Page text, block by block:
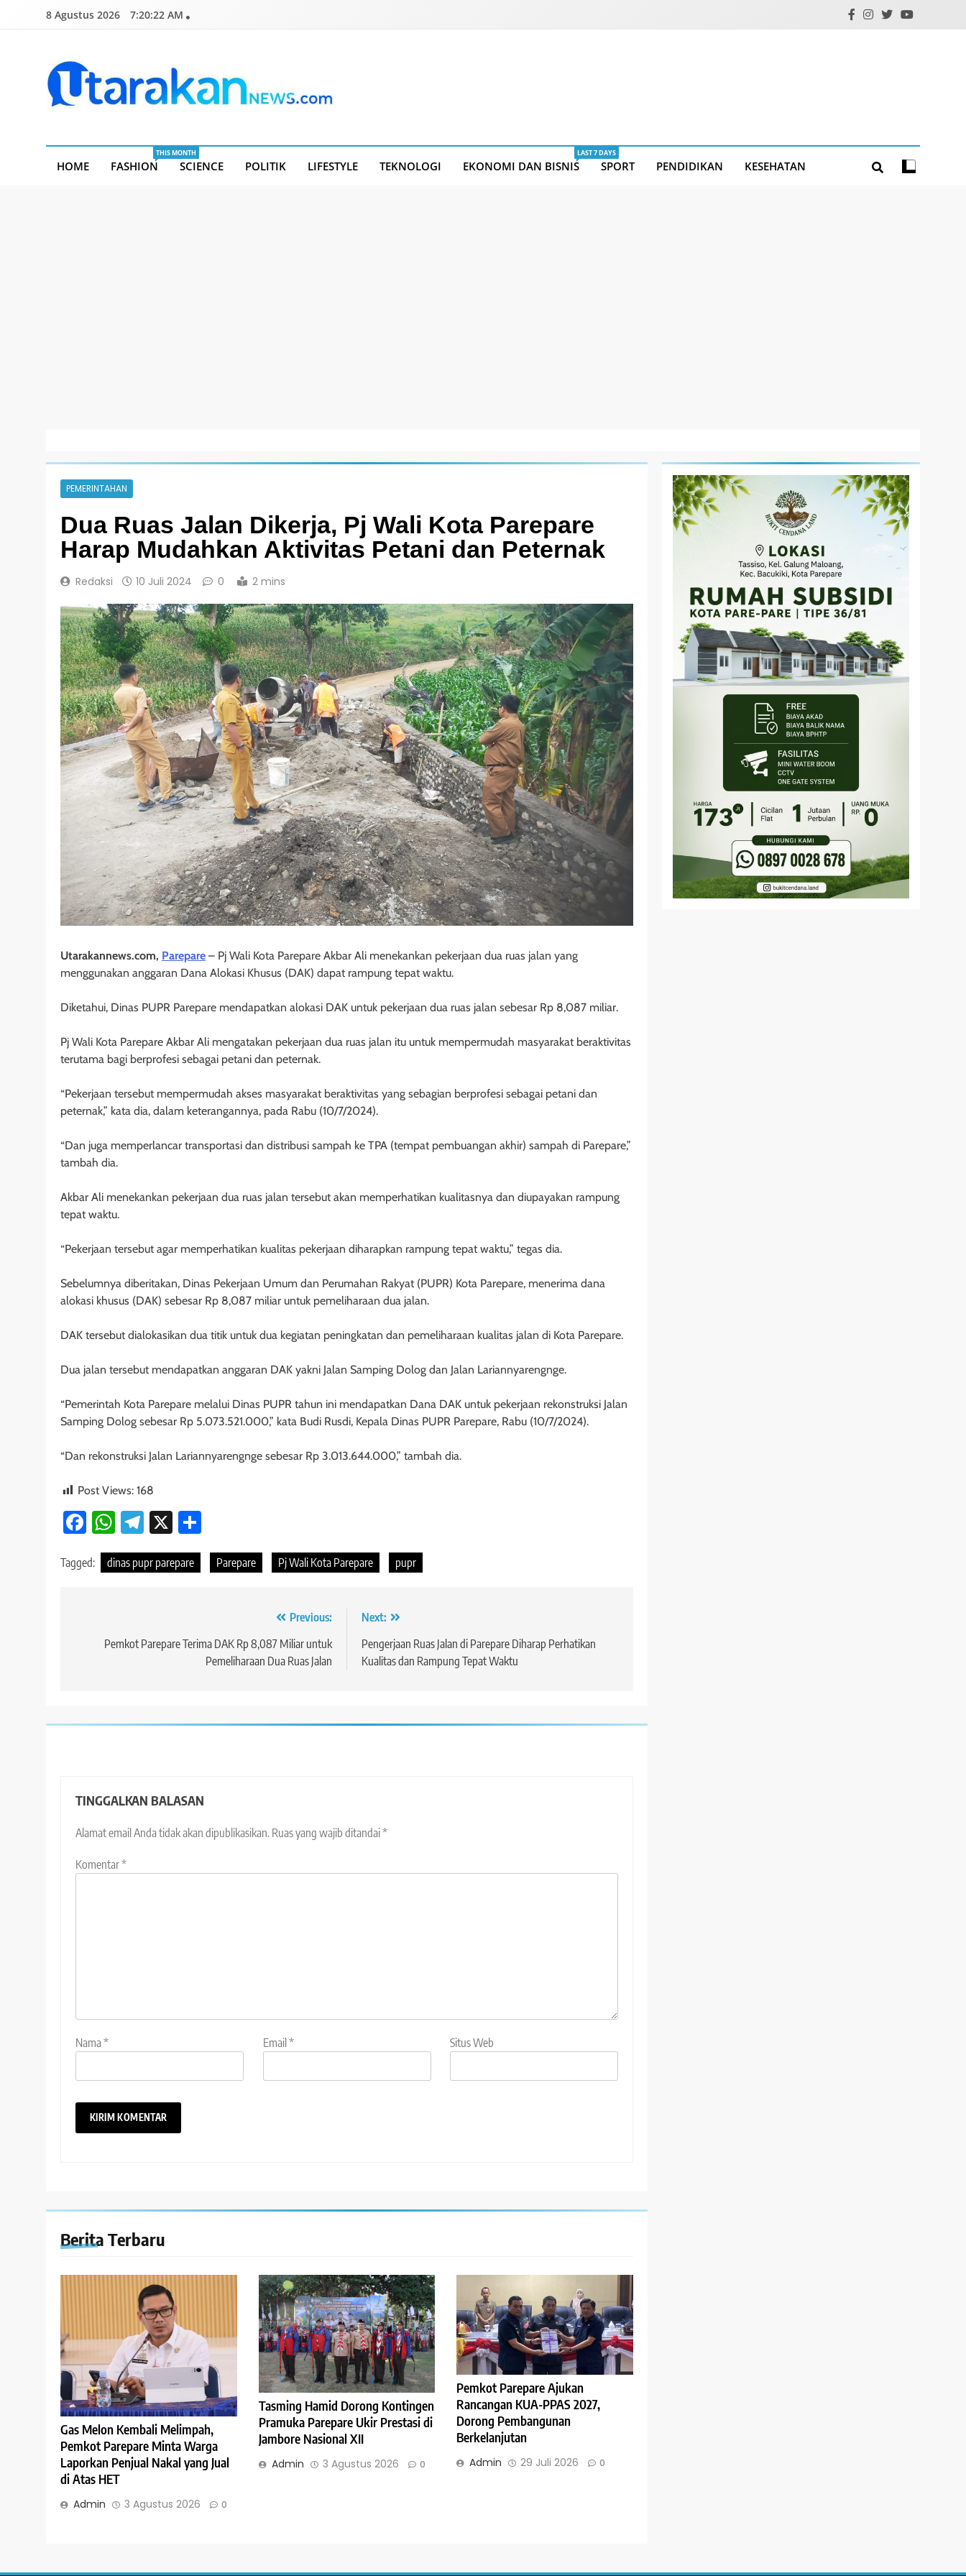
8 Agustus 2026 7:20:24 AM
HOME FASHION
THIS MONTH
SCIENCE POLITIK LIFESTYLE TEKNOLOGI EKONOMI DAN BISNIS
LAST 7 DAYS
SPORT PENDIDIKAN KESEHATAN
PEMERINTAHAN
Dua Ruas Jalan Dikerja, Pj Wali Kota Parepare
Harap Mudahkan Aktivitas Petani dan Peternak
Redaksi 10 Juli 2024 0 2 mins
Utarakannews.com, Parepare – Pj Wali Kota Parepare Akbar Ali menekankan pekerjaan dua ruas jalan yang
menggunakan anggaran Dana Alokasi Khusus (DAK) dapat rampung tepat waktu.
Diketahui, Dinas PUPR Parepare mendapatkan alokasi DAK untuk pekerjaan dua ruas jalan sebesar Rp 8,087 miliar.
Pj Wali Kota Parepare Akbar Ali mengatakan pekerjaan dua ruas jalan itu untuk mempermudah masyarakat beraktivitas
terutama bagi berprofesi sebagai petani dan peternak.
“Pekerjaan tersebut mempermudah akses masyarakat beraktivitas yang sebagian berprofesi sebagai petani dan
peternak,” kata dia, dalam keterangannya, pada Rabu (10/7/2024).
“Dan juga memperlancar transportasi dan distribusi sampah ke TPA (tempat pembuangan akhir) sampah di Parepare,”
tambah dia.
Akbar Ali menekankan pekerjaan dua ruas jalan tersebut akan memperhatikan kualitasnya dan diupayakan rampung
tepat waktu.
“Pekerjaan tersebut agar memperhatikan kualitas pekerjaan diharapkan rampung tepat waktu,” tegas dia.
Sebelumnya diberitakan, Dinas Pekerjaan Umum dan Perumahan Rakyat (PUPR) Kota Parepare, menerima dana
alokasi khusus (DAK) sebesar Rp 8,087 miliar untuk pemeliharaan dua jalan.
DAK tersebut dialokasikan dua titik untuk dua kegiatan peningkatan dan pemeliharaan kualitas jalan di Kota Parepare.
Dua jalan tersebut mendapatkan anggaran DAK yakni Jalan Samping Dolog dan Jalan Lariannyarengnge.
“Pemerintah Kota Parepare melalui Dinas PUPR tahun ini mendapatkan Dana DAK untuk pekerjaan rekonstruksi Jalan
Samping Dolog sebesar Rp 5.073.521.000,” kata Budi Rusdi, Kepala Dinas PUPR Parepare, Rabu (10/7/2024).
“Dan rekonstruksi Jalan Lariannyarengnge sebesar Rp 3.013.644.000,” tambah dia.
Post Views: 168
Facebook
WhatsApp
Telegram
X
Tagged: dinas pupr parepare Parepare Pj Wali Kota Parepare pupr
Previous:
Pemkot Parepare Terima DAK Rp 8,087 Miliar untuk
Pemeliharaan Dua Ruas Jalan
Next:
Pengerjaan Ruas Jalan di Parepare Diharap Perhatikan
Kualitas dan Rampung Tepat Waktu
TINGGALKAN BALASAN
Alamat email Anda tidak akan dipublikasikan. Ruas yang wajib ditandai*
Komentar*
Nama* Email * Situs Web
Berita Terbaru
Gas Melon Kembali Melimpah,
Pemkot Parepare Minta Warga
Laporkan Penjual Nakal yang Jual
di Atas HET
Admin 3 Agustus 2026 0
Tasming Hamid Dorong Kontingen
Pramuka Parepare Ukir Prestasi di
Jambore Nasional XII
Admin 3 Agustus 2026 0
Pemkot Parepare Ajukan
Rancangan KUA-PPAS 2027,
Dorong Pembangunan
Berkelanjutan
Admin 29 Juli 2026 0